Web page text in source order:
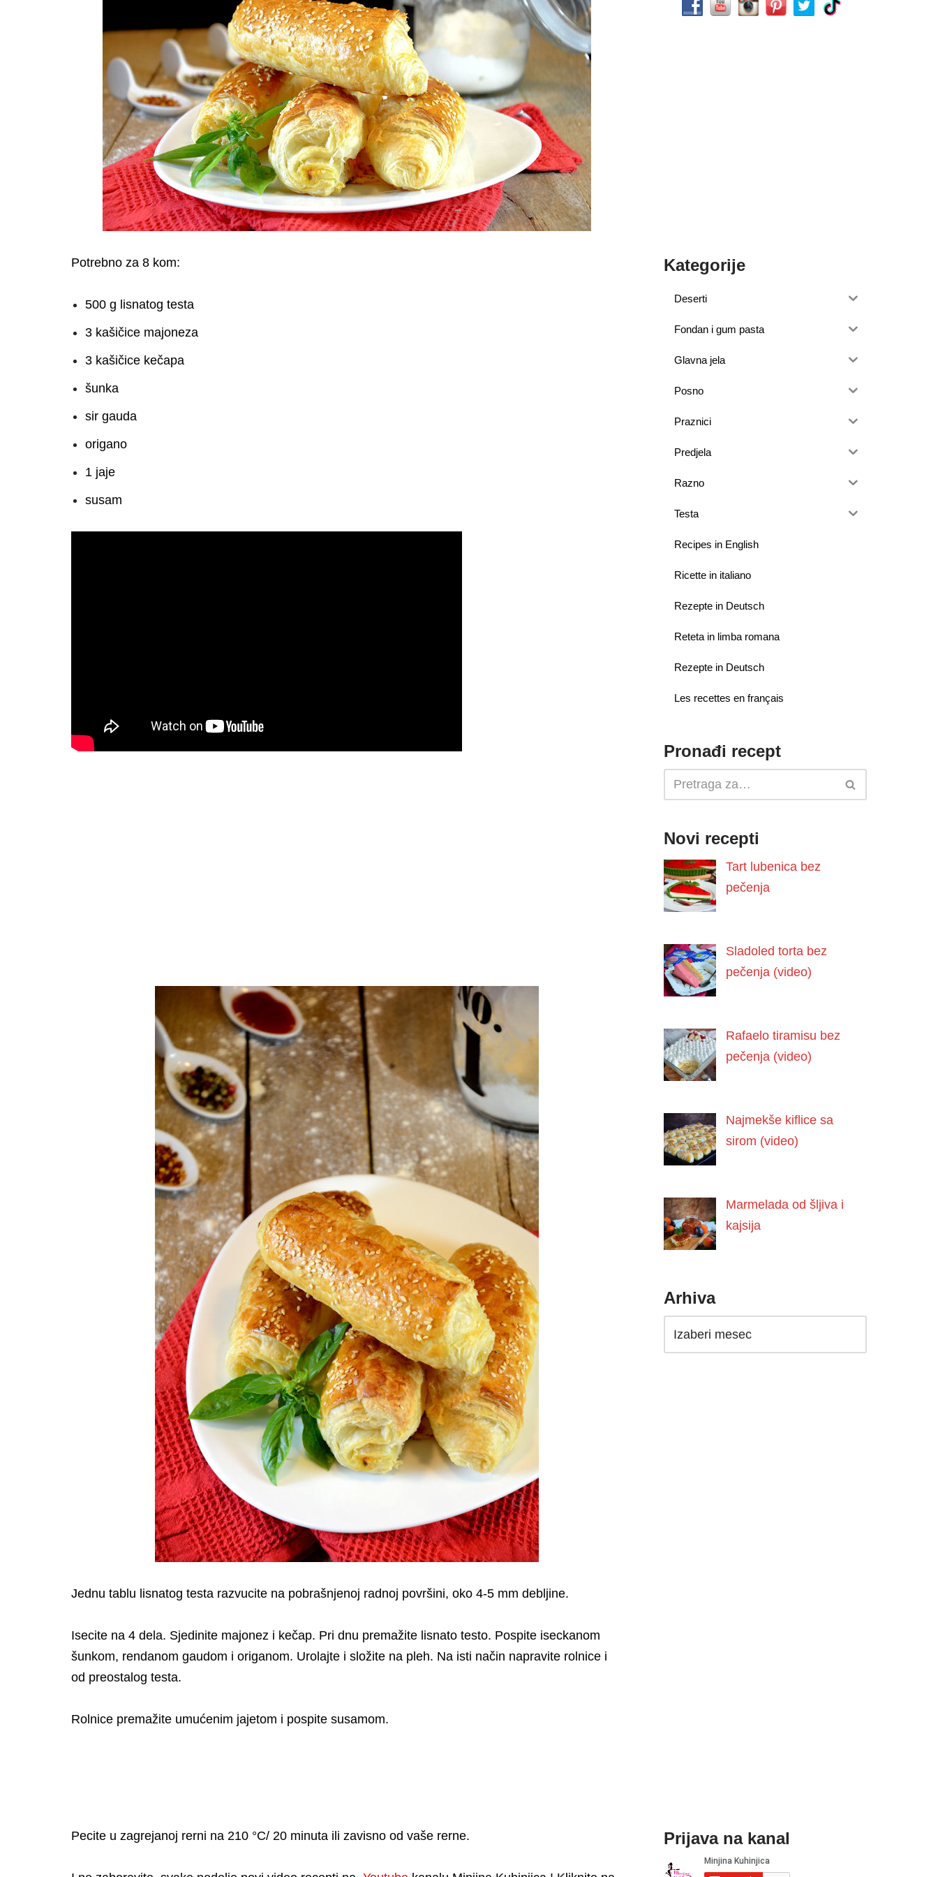
Potrebno za 8 kom:
500 g lisnatog testa
3 kašičice majoneza
3 kašičice kečapa
šunka
sir gauda
origano
1 jaje
susam
Jednu tablu lisnatog testa razvucite na pobrašnjenoj radnoj površini, oko 4-5 mm debljine.
Isecite na 4 dela. Sjedinite majonez i kečap. Pri dnu premažite lisnato testo. Pospite iseckanom
šunkom, rendanom gaudom i origanom. Urolajte i složite na pleh. Na isti način napravite rolnice i
od preostalog testa.
Rolnice premažite umućenim jajetom i pospite susamom.
Pecite u zagrejanoj rerni na 210 °C/ 20 minuta ili zavisno od vaše rerne.
Kategorije
Deserti
Fondan i gum pasta
Glavna jela
Posno
Praznici
Predjela
Razno
Testa
Recipes in English
Ricette in italiano
Rezepte in Deutsch
Reteta in limba romana
Rezepte in Deutsch
Les recettes en français
Pronađi recept
Novi recepti
Tart lubenica bez
pečenja
Sladoled torta bez
pečenja (video)
Rafaelo tiramisu bez
pečenja (video)
Najmekše kiflice sa
sirom (video)
Marmelada od šljiva i
kajsija
Arhiva
Prijava na kanal